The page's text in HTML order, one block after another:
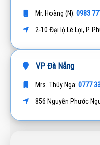
Mr. Hoàng (N): 0983
2-10 Đại lộ Lê Lợi, P.
VP Đà Nẵng
Mrs. Thúy Nga: 0777
856 Nguyễn Phước